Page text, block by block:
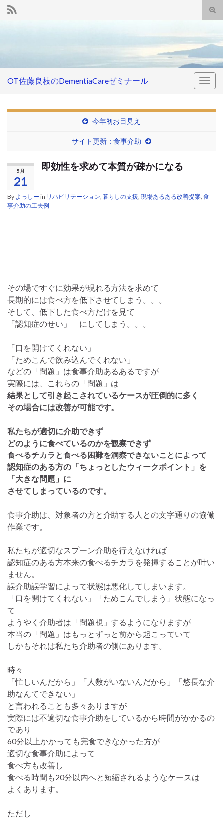
OT佐藤良枝のDementiaCareゼミナール
今年初お目見え
サイト更新：食事介助
5月
21
即効性を求めて本質が疎かになる
By よっしー in リハビリテーション 暮らしの支援 現場あるある改善提案 食
事介助の工夫例
その場ですぐに効果が現れる方法を求めて
長期的には食べ方を低下させてしまう。。。
そして、低下した食べ方だけを見て
「認知症のせい」 にしてしまう。。。
「口を開けてくれない」
「ためこんで飲み込んでくれない」
などの「問題」は食事介助あるあるですが
実際には、これらの「問題」は
結果として引き起こされているケースが圧倒的に多く
その場合には改善が可能です。
私たちが適切に介助できず
どのように食べているのかを観察できず
食べるチカラと食べる困難を洞察できないことによって
認知症のある方の「ちょっとしたウィークポイント」を
「大きな問題」に
させてしまっているのです。
食事介助は、対象者の方と介助する人との文字通りの協働
作業です。
私たちが適切なスプーン介助を行えなければ
認知症のある方本来の食べるチカラを発揮することが叶い
ません。
誤介助誤学習によって状態は悪化してしまいます。
「口を開けてくれない」「ためこんでしまう」状態になっ
て
ようやく介助者は「問題視」するようになりますが
本当の「問題」はもっとずっと前から起こっていて
しかもそれは私たち介助者の側にあります。
時々
「忙しいんだから」「人数がいないんだから」「悠長な介
助なんてできない」
と言われることも多々ありますが
実際には不適切な食事介助をしているから時間がかかるの
であり
60分以上かかっても完食できなかった方が
適切な食事介助によって
食べ方も改善し
食べる時間も20分以内へと短縮されるようなケースは
よくあります。
ただし